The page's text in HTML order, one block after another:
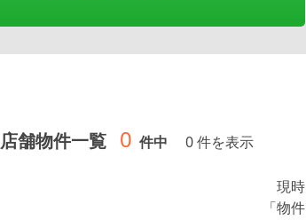
店舗物件一覧 0 件中 0 件を表示
現
「物